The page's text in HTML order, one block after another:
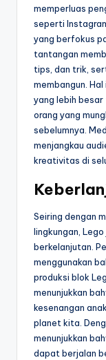
memperluas
seperti
yang berfokus
tantangan
tips, dan trik,
membangun.
yang lebih
orang yang
sebelumnya.
menjangkau
kreativitas di
Seiring dengan
lingkungan,
berkelanjutan.
menggunakan
produksi blok
menunjukkan
kesenangan
planet kita.
menunjukkan
dapat berjalan